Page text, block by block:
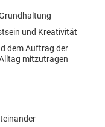
und Kreativität
dem Auftrag der
mitzutragen